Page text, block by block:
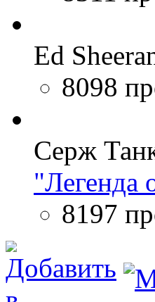
Ed
8098
Серж
"Легенда
8197